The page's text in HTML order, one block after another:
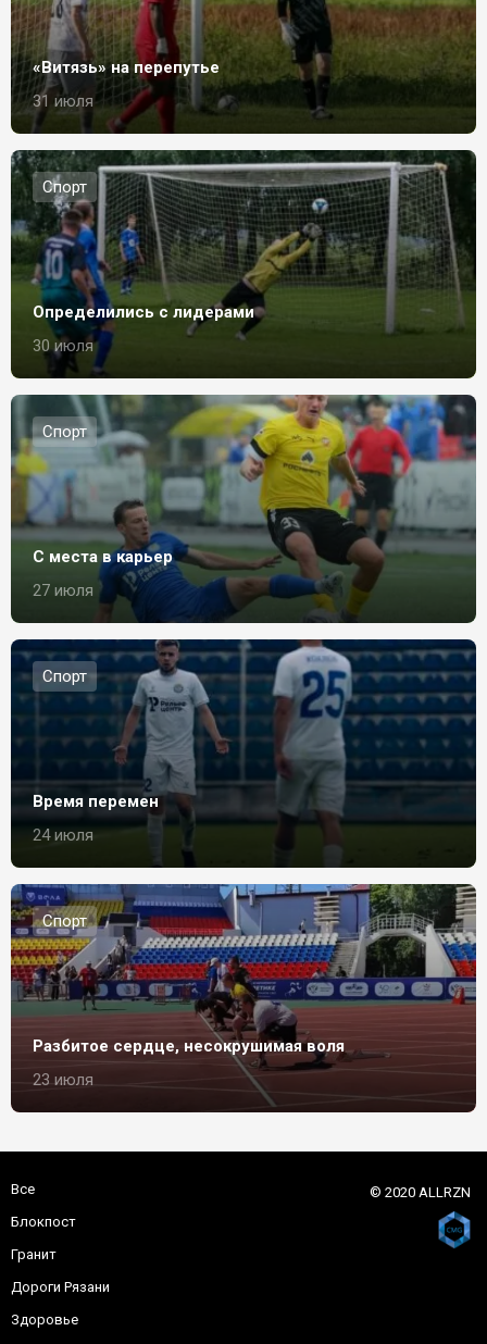
«Витязь» на перепутье
31 июля
Спорт
Определились с лидерами
30 июля
Спорт
С места в карьер
27 июля
Спорт
Время перемен
24 июля
Спорт
Разбитое сердце, несокрушимая воля
23 июля
Все
Блокпост
Гранит
Дороги Рязани
Здоровье
© 2020 ALLRZN